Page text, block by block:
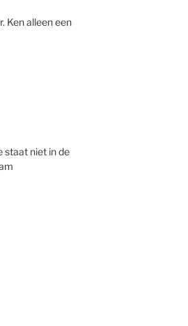
Ken alleen een
staat niet in de